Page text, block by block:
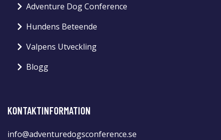
Adventure Dog Conference
Hundens Beteende
Valpens Utveckling
Blogg
KONTAKTINFORMATION
info@adventuredogsconference.se